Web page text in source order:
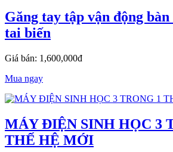
Găng tay tập vận động
tai biến
Giá bán: 1,600,000đ
Mua ngay
MÁY ĐIỆN SINH HỌC 3
THẾ HỆ MỚI